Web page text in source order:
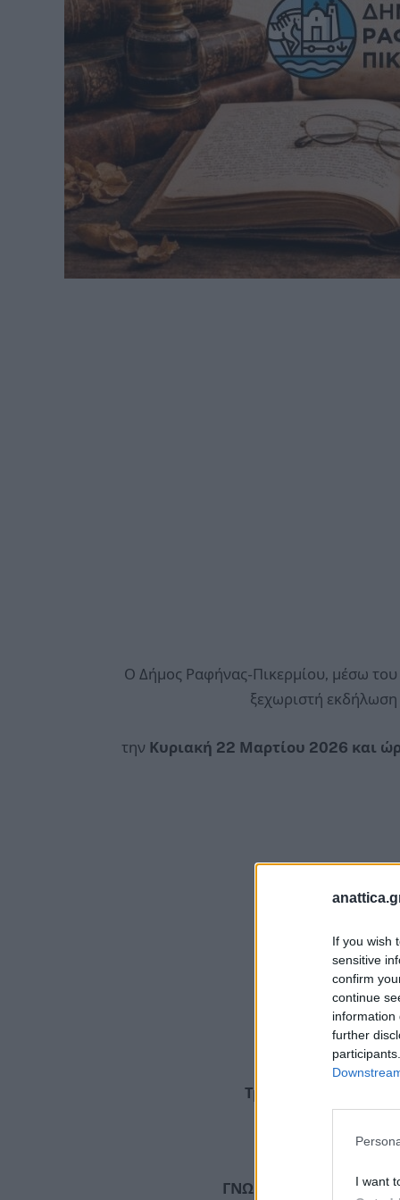
If you wish
sensitive
confirm
continue
information
further
I want
Ο Δήμος Ραφήνας-Πικερμίου, μέσω του
ξεχωριστή
την Κυριακή 22 Μαρτίου 2026 και
Τμήμα Πολιτισμού
ΓΝΩΡΙΖΟΥΜΕ-